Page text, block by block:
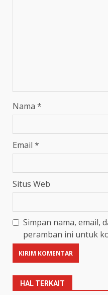
Nama *
Email *
Situs Web
Simpan nama, email,
peramban ini untuk
HAL TERKAIT